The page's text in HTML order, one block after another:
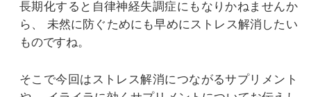
長期化すると自律神経失調症にもなりかねませんか
ら、
未然に防ぐためにも早めにストレス解消したい
ものですね。
そこで今回はストレス解消につながるサプリメント